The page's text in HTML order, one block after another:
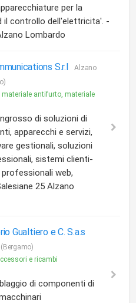
per la
il controllo dell'elettricita'. -
Lombardo
S.r.l
Alzano
materiale antifurto, materiale
di soluzioni di
apparecchi e servizi,
gestionali, soluzioni
sistemi clienti-
web,
25 Alzano
Gualtiero e C. S.a.s
e ricambi
di componenti di